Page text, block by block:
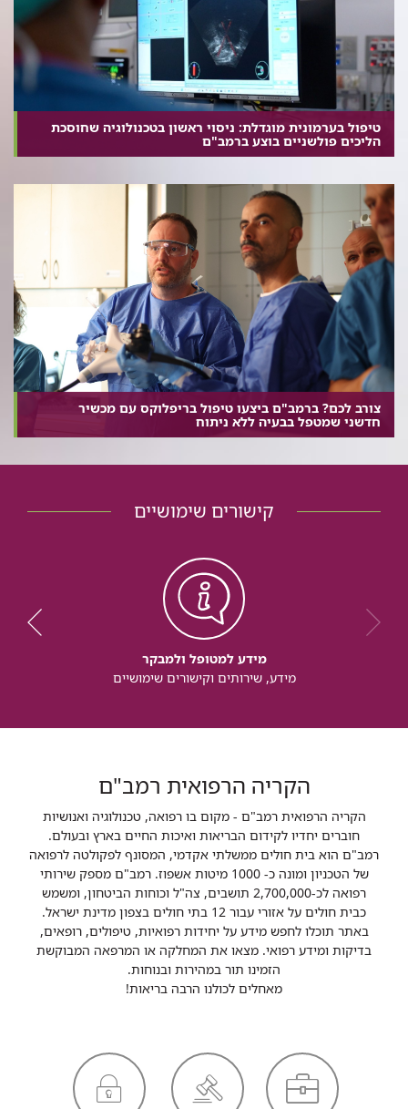
טיפול בערמונית מוגדלת: ניסוי ראשון בטכנולוגיה שחוסכת
הליכים פולשניים בוצע ברמב"ם
צורב לכם? ברמב"ם ביצעו טיפול בריפלוקס עם מכשיר
חדשני שמטפל בבעיה ללא ניתוח
קישורים שימושיים
מידע למטופל ולמבקר
מידע, שירותים וקישורים שימושיים
הקריה הרפואית רמב"ם
הקריה הרפואית רמב"ם - מקום בו רפואה, טכנולוגיה ואנושיות
חוברים יחדיו לקידום הבריאות ואיכות החיים בארץ ובעולם.
רמב"ם הוא בית חולים ממשלתי אקדמי, המסונף לפקולטה לרפואה
של הטכניון ומונה כ- 1000 מיטות אשפוז. רמב"ם מספק שירותי
רפואה לכ-2,700,000 תושבים, צה"ל וכוחות הביטחון, ומשמש
כבית חולים על אזורי עבור 12 בתי חולים בצפון מדינת ישראל.
באתר תוכלו לחפש מידע על יחידות רפואיות, טיפולים, רופאים,
בדיקות ומידע רפואי. מצאו את המחלקה או המרפאה המבוקשת
הזמינו תור במהירות ובנוחות.
מאחלים לכולנו הרבה בריאות!